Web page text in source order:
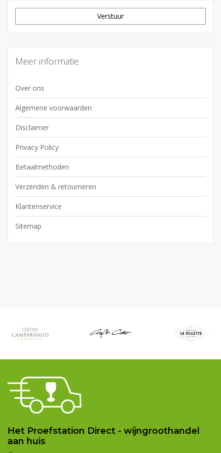
Verstuur
Meer informatie
Over ons
Algemene voorwaarden
Disclaimer
Privacy Policy
Betaalmethoden
Verzenden & retourneren
Klantenservice
Sitemap
Het Proefstation Direct - wijngroothandel
aan huis